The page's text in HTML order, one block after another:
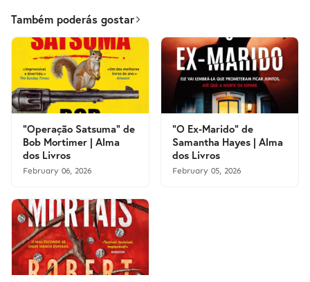
Também poderás gostar
"Operação Satsuma" de
Bob Mortimer | Alma
dos Livros
February 06, 2026
"O Ex-Marido" de
Samantha Hayes | Alma
dos Livros
February 05, 2026